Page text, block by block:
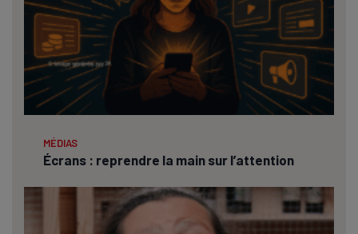
MÉDIAS
Écrans : reprendre la main sur l’attention